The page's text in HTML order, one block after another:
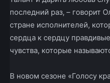
последний раз, – говорит
стране исполнителей,
сердца к сердцу
чувства, которые
В новом сезоне «Голосу